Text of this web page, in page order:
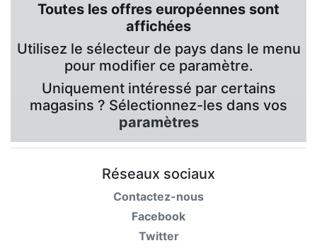
Toutes les offres européennes sont
affichées
Utilisez le sélecteur de pays dans le menu
pour modifier ce paramètre.
Uniquement intéressé par certains
magasins ? Sélectionnez-les dans vos
paramètres
Réseaux sociaux
Contactez-nous
Facebook
Twitter